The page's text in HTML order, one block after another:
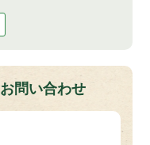
お問い合わせ